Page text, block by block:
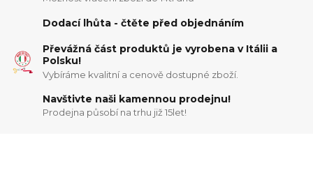
Dodací lhůta - čtěte před objednáním
Převážná část produktů je vyrobena v Itálii a
Polsku!
Vybíráme kvalitní a cenově dostupné zboží.
Navštivte naši kamennou prodejnu!
Prodejna působí na trhu již 15let!